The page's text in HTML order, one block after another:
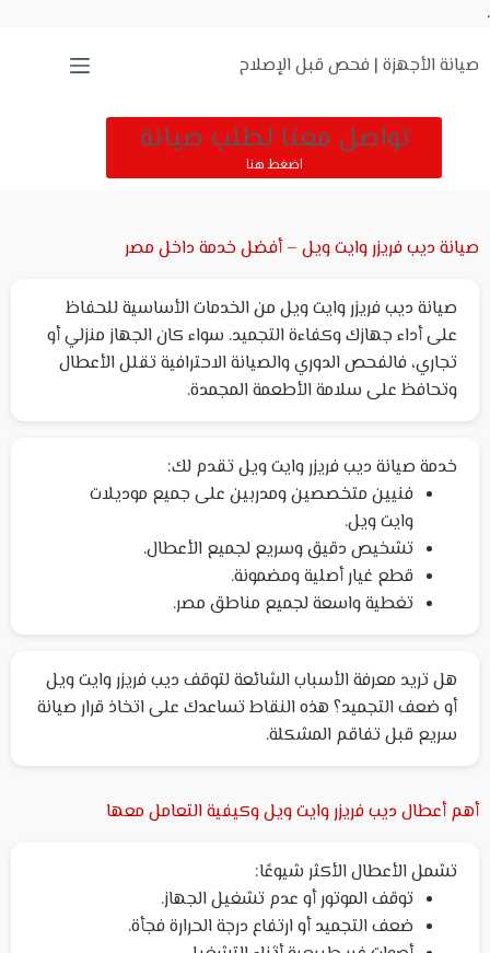
.
صيانة الأجهزة | فحص قبل الإصلاح
تواصل معنا لطلب صيانة
اضغط هنا
صيانة ديب فريزر وايت ويل – أفضل خدمة داخل مصر
صيانة ديب فريزر وايت ويل من الخدمات الأساسية للحفاظ
على أداء جهازك وكفاءة التجميد. سواء كان الجهاز منزلي أو
تجاري، فالفحص الدوري والصيانة الاحترافية تقلل الأعطال
وتحافظ على سلامة الأطعمة المجمدة.
خدمة صيانة ديب فريزر وايت ويل تقدم لك:
فنيين متخصصين ومدربين على جميع موديلات
وايت ويل.
تشخيص دقيق وسريع لجميع الأعطال.
قطع غيار أصلية ومضمونة.
تغطية واسعة لجميع مناطق مصر.
هل تريد معرفة الأسباب الشائعة لتوقف ديب فريزر وايت ويل
أو ضعف التجميد؟ هذه النقاط تساعدك على اتخاذ قرار صيانة
سريع قبل تفاقم المشكلة.
أهم أعطال ديب فريزر وايت ويل وكيفية التعامل معها
تشمل الأعطال الأكثر شيوعًا:
توقف الموتور أو عدم تشغيل الجهاز.
ضعف التجميد أو ارتفاع درجة الحرارة فجأة.